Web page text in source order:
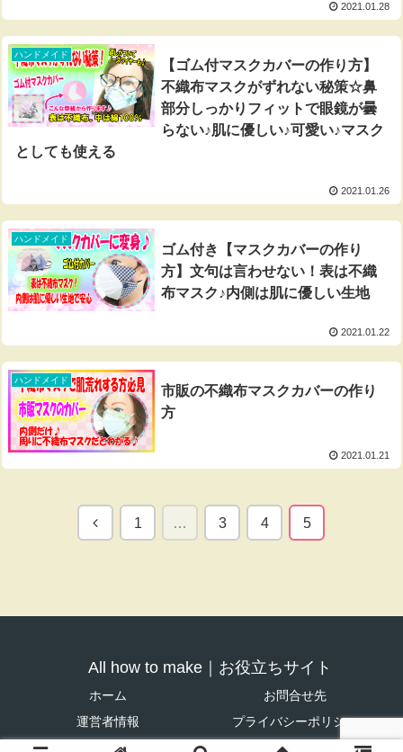
2021.01.28
ハンドメイド
【ゴム付マスクカバーの作り方】
不織布マスクがずれない秘策☆鼻
部分しっかりフィットで眼鏡が曇
らない♪肌に優しい♪可愛い♪マスク
としても使える
2021.01.26
ハンドメイド
ゴム付き【マスクカバーの作り
方】文句は言わせない！表は不織
布マスク♪内側は肌に優しい生地
2021.01.22
ハンドメイド
市販の不織布マスクカバーの作り
方
2021.01.21
前 1 … 3 4 5
All how to make｜お役立ちサイト
ホーム
お問合せ先
運営者情報
プライバシーポリシー